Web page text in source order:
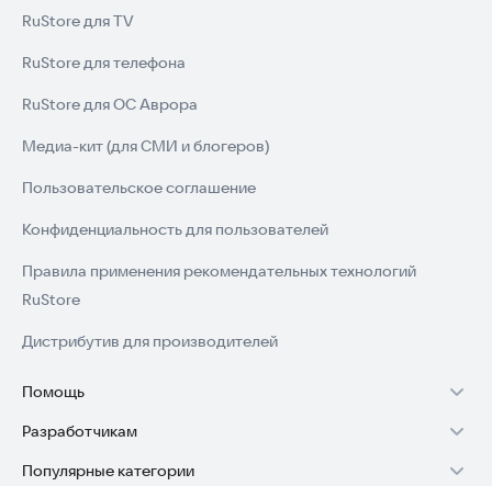
RuStore для TV
RuStore для телефона
RuStore для ОС Аврора
Медиа-кит (для СМИ и блогеров)
Пользовательское соглашение
Конфиденциальность для пользователей
Правила применения рекомендательных технологий
RuStore
Дистрибутив для производителей
Помощь
Установка RuStore на TV
Установка RuStore на телефон
Разработчикам
Зарабатывать с RuStore
Популярные категории